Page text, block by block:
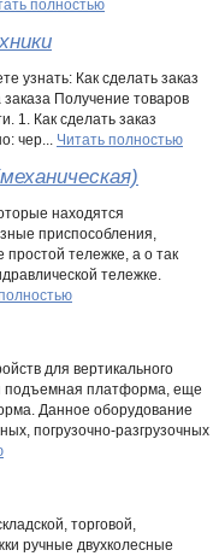
полностью
узнать: Как сделать заказ
Получение товаров
1. Как сделать заказ
чер... Читать полностью
находятся
приспособления,
тележке, а о так
тележке.
для вертикального
подъемная платформа, еще
Данное оборудование
погрузочно-разгрузочных
торговой,
ручные двухколесные